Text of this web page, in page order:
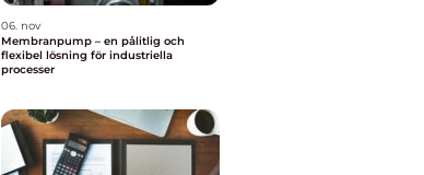
06. nov
Membranpump – en pålitlig och
flexibel lösning för industriella
processer